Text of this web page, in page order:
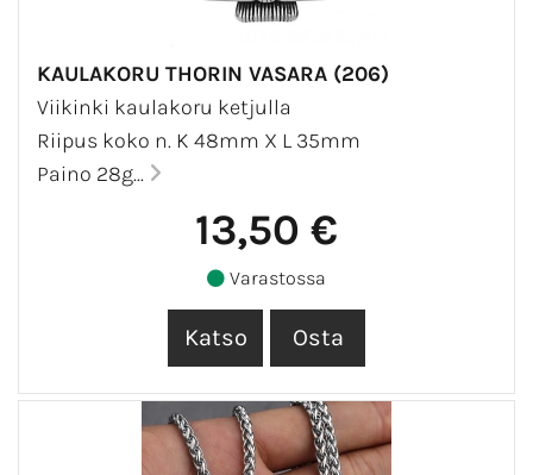
KAULAKORU THORIN VASARA (206)
Viikinki kaulakoru ketjulla
Riipus koko n. K 48mm X L 35mm
Paino 28g...
13,50 €
Varastossa